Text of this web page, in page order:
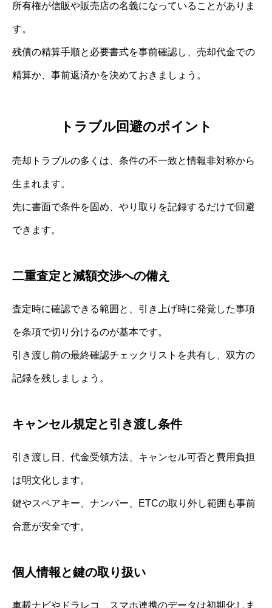
所有権が信販や販売店の名義になっていることがありま
す。
残債の精算手順と必要書式を事前確認し、売却代金での
精算か、事前返済かを決めておきましょう。
トラブル回避のポイント
売却トラブルの多くは、条件の不一致と情報非対称から
生まれます。
先に書面で条件を固め、やり取りを記録するだけで回避
できます。
二重査定と減額交渉への備え
査定時に確認できる範囲と、引き上げ時に発覚した事項
を条項で切り分けるのが基本です。
引き渡し前の最終確認チェックリストを共有し、双方の
記録を残しましょう。
キャンセル規定と引き渡し条件
引き渡し日、代金受領方法、キャンセル可否と費用負担
は明文化します。
鍵やスペアキー、ナンバー、ETCの取り外し範囲も事前
合意が安全です。
個人情報と鍵の取り扱い
車載ナビやドラレコ、スマホ連携のデータは初期化しま